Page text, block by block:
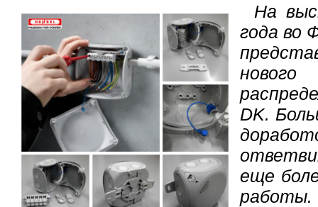
На
года во
DK.
еще
работы.